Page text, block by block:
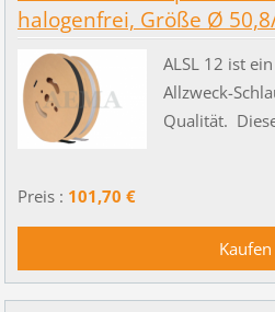
halogenfrei, Größe Ø
ALSL 12 ist
Allzweck-
Qualität.
Preis : 101,70 €